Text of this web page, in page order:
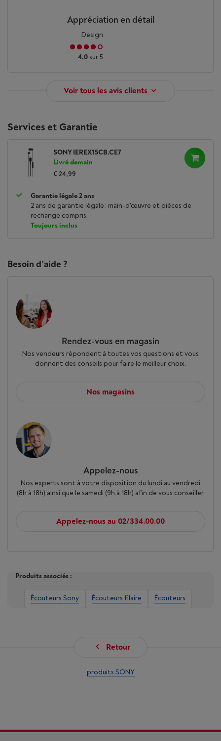
Appréciation en détail
Design
4,0 sur 5
Voir tous les avis clients
Services et Garantie
SONY IEREX15CB.CE7
Livré demain
€ 24,99
Garantie légale 2 ans
2 ans de garantie légale : main-d'œuvre et pièces de
rechange compris.
Toujours inclus
Besoin d'aide ?
Rendez-vous en magasin
Nos vendeurs répondent à toutes vos questions et vous
donnent des conseils pour faire le meilleur choix.
Nos magasins
Appelez-nous
Nos experts sont à votre disposition du lundi au vendredi
(8h à 18h) ainsi que le samedi (9h à 18h) afin de vous conseiller.
Appelez-nous au 02/334.00.00
Produits associés :
Écouteurs Sony Écouteurs filaire Écouteurs
Retour
produits SONY